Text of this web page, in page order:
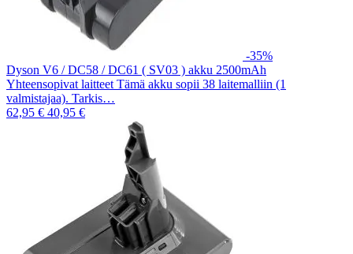
-35%
Dyson V6 / DC58 / DC61 ( SV03 ) akku 2500mAh
Yhteensopivat laitteet Tämä akku sopii 38 laitemalliin (1
valmistajaa). Tarkis…
62,95 € 40,95 €